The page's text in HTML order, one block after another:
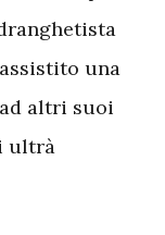
una
altri suoi
ultrà